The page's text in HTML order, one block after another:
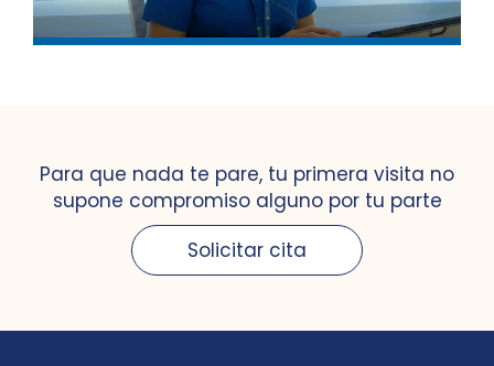
Para que nada te pare, tu primera visita no
supone compromiso alguno por tu parte
Solicitar cita